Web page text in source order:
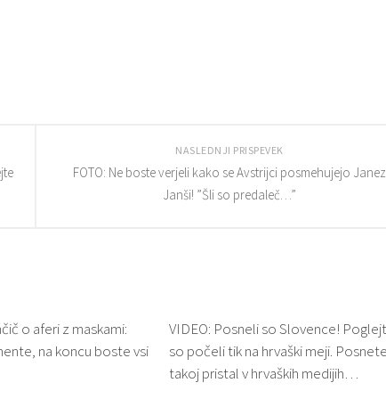
NASLEDNJI PRISPEVEK
FOTO: Ne boste verjeli kako se Avstrijci posmehujejo Janez
Janši! ”Šli so predaleč…”
o aferi z maskami:
na koncu boste vsi
VIDEO: Posneli so Slovence!
so počeli tik na hrvaški meji.
takoj pristal v hrvaških medijih…